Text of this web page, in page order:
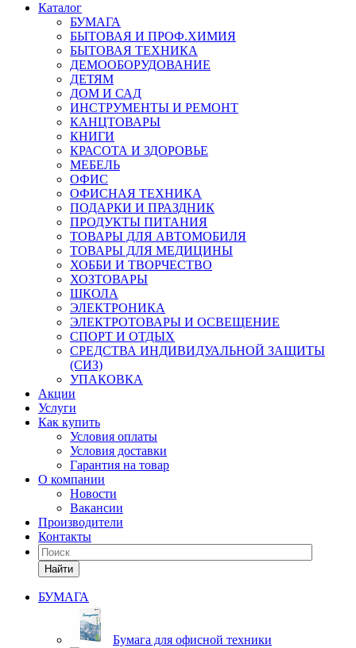
Каталог
БУМАГА
БЫТОВАЯ И ПРОФ.ХИМИЯ
БЫТОВАЯ ТЕХНИКА
ДЕМООБОРУДОВАНИЕ
ДЕТЯМ
ДОМ И САД
ИНСТРУМЕНТЫ И РЕМОНТ
КАНЦТОВАРЫ
КНИГИ
КРАСОТА И ЗДОРОВЬЕ
МЕБЕЛЬ
ОФИС
ОФИСНАЯ ТЕХНИКА
ПОДАРКИ И ПРАЗДНИК
ПРОДУКТЫ ПИТАНИЯ
ТОВАРЫ ДЛЯ АВТОМОБИЛЯ
ТОВАРЫ ДЛЯ МЕДИЦИНЫ
ХОББИ И ТВОРЧЕСТВО
ХОЗТОВАРЫ
ШКОЛА
ЭЛЕКТРОНИКА
ЭЛЕКТРОТОВАРЫ И ОСВЕЩЕНИЕ
СПОРТ И ОТДЫХ
СРЕДСТВА ИНДИВИДУАЛЬНОЙ ЗАЩИТЫ
(СИЗ)
УПАКОВКА
Акции
Услуги
Как купить
Условия оплаты
Условия доставки
Гарантия на товар
О компании
Новости
Вакансии
Производители
Контакты
Найти
БУМАГА
Бумага для офисной техники